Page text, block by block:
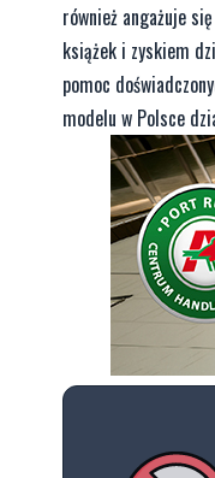
również angażuje
książek i zyskiem
pomoc
modelu w Polsce